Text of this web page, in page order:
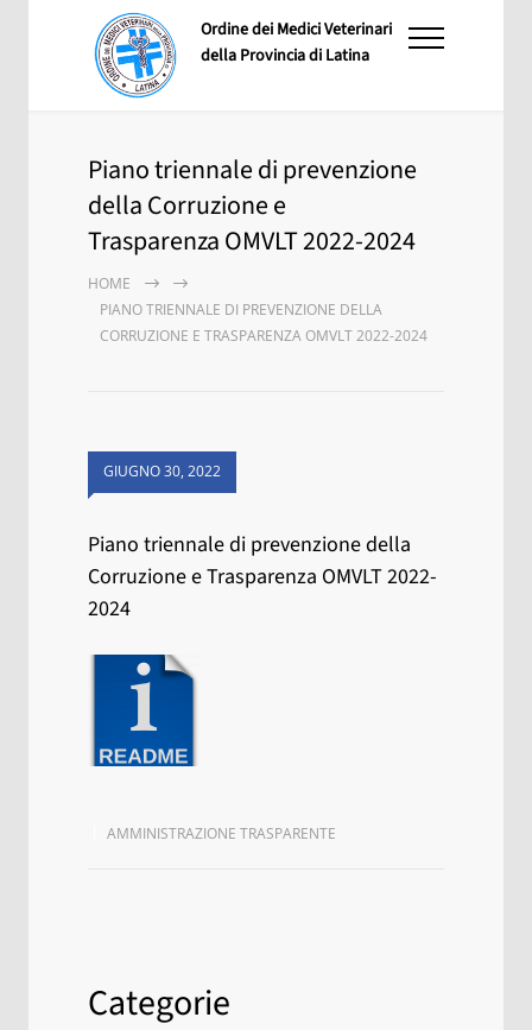
Ordine dei Medici Veterinari
della Provincia di Latina
Piano triennale di prevenzione
della Corruzione e
Trasparenza OMVLT 2022-2024
HOME
PIANO TRIENNALE DI PREVENZIONE DELLA
CORRUZIONE E TRASPARENZA OMVLT 2022-2024
GIUGNO 30, 2022
Piano triennale di prevenzione della
Corruzione e Trasparenza OMVLT 2022-
2024
AMMINISTRAZIONE TRASPARENTE
Categorie